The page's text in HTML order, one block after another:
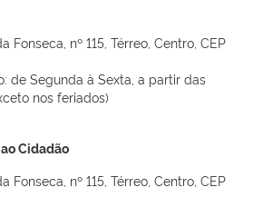
Fonseca, nº 115, Térreo, Centro, CEP
de Segunda à Sexta, a partir das
nos feriados)
Cidadão
Fonseca, nº 115, Térreo, Centro, CEP